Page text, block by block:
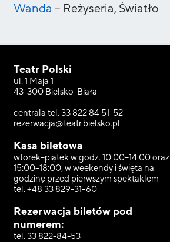
Wanda – Reżyseria, Światło
Teatr Polski
ul. 1 Maja 1
43-300 Bielsko-Biała
centrala tel. 33 822 84 51-52
rezerwacja@teatr.bielsko.pl
Kasa biletowa
wtorek–piątek w godz. 10:00–14:00 oraz
15:00–18:00, w weekendy i święta na
godzinę przed pierwszym spektaklem
tel. +48 33 829-31-60
Rezerwacja biletów pod
numerem:
tel. 33 822-84-53